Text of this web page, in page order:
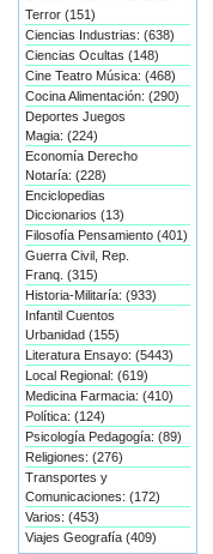
Terror (151)
Ciencias Industrias: (638)
Ciencias Ocultas (148)
Cine Teatro Música: (468)
Cocina Alimentación: (290)
Deportes Juegos
Magia: (224)
Economía Derecho
Notaría: (228)
Enciclopedias
Diccionarios (13)
Filosofía Pensamiento (401)
Guerra Civil, Rep.
Franq. (315)
Historia-Militaría: (933)
Infantil Cuentos
Urbanidad (155)
Literatura Ensayo: (5443)
Local Regional: (619)
Medicina Farmacia: (410)
Política: (124)
Psicología Pedagogía: (89)
Religiones: (276)
Transportes y
Comunicaciones: (172)
Varios: (453)
Viajes Geografía (409)